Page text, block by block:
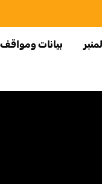
بيانات ومواقف